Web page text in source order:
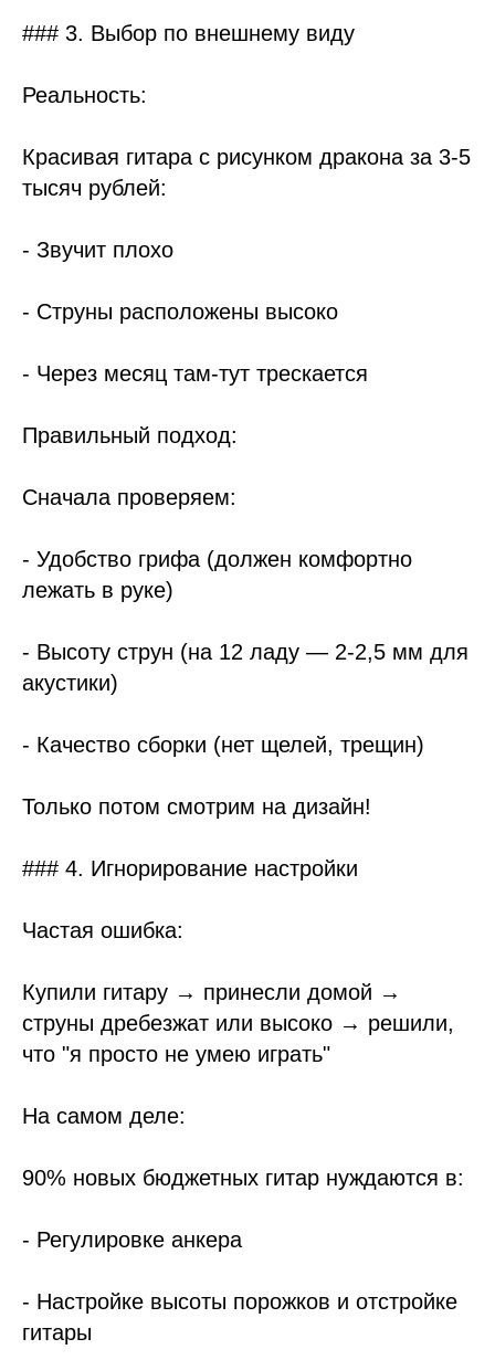
### 3. Выбор по внешнему виду
Реальность:
Красивая гитара с рисунком дракона за 3-5
тысяч рублей:
- Звучит плохо
- Струны расположены высоко
- Через месяц там-тут трескается
Правильный подход:
Сначала проверяем:
- Удобство грифа (должен комфортно
лежать в руке)
- Высоту струн (на 12 ладу — 2-2,5 мм для
акустики)
- Качество сборки (нет щелей, трещин)
Только потом смотрим на дизайн!
### 4. Игнорирование настройки
Частая ошибка:
Купили гитару → принесли домой →
струны дребезжат или высоко → решили,
что "я просто не умею играть"
На самом деле:
90% новых бюджетных гитар нуждаются в:
- Регулировке анкера
- Настройке высоты порожков и отстройке
гитары